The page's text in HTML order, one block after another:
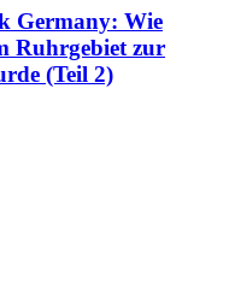
Germany: Wie
Ruhrgebiet zur
(Teil 2)